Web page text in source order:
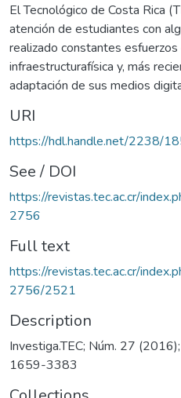
El Tecnológico de Costa Rica
atención de estudiantes con
realizado constantes
infraestructurafísica y, más
adaptación de sus medios
URI
https://hdl.handle.net/2238/
See / DOI
https://revistas.tec.ac.cr/
2756
Full text
https://revistas.tec.ac.cr/
2756/2521
Description
Investiga.TEC; Núm. 27
1659-3383